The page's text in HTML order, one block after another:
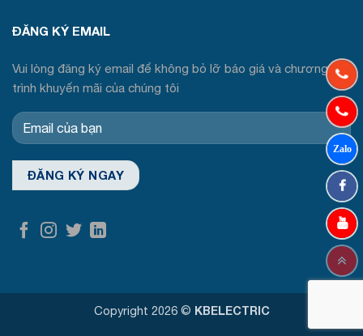
ĐĂNG KÝ EMAIL
Vui lòng đăng ký email để không bỏ lỡ báo giá và chương
trình khuyến mãi của chúng tôi
Copyright 2026 © KBELECTRIC